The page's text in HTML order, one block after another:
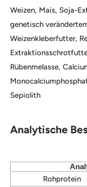
Weizen, Mais, Soja-
genetisch
Weizenkleberfutter,
Rübenmelasse,
Sepiolith
Analytische
Rohprotein